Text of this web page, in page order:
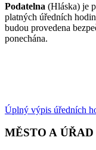
Podatelna (Hláska) je
platných úředních
budou provedena
ponechána.
Úplný výpis úředních
MĚSTO A ÚŘAD